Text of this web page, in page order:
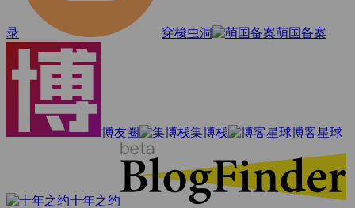
录 穿梭虫洞 萌国备案
博友圈 集博栈 博客星球
十年之约